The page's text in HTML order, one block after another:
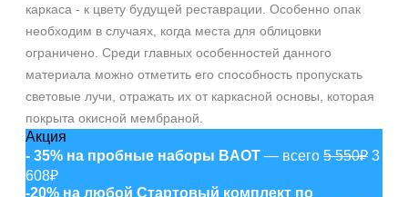
каркаса - к цвету будущей реставрации. Особенно опак
необходим в случаях, когда места для облицовки
ограничено. Среди главных особенностей данного
материала можно отметить его способность пропускать
световые лучи, отражать их от каркасной основы, которая
покрыта окисной мембраной.
Акция
- 35% на пробные наборы BAOT — всего 5 550₽ 3
608₽
-20% на любой Стартовый комплект по